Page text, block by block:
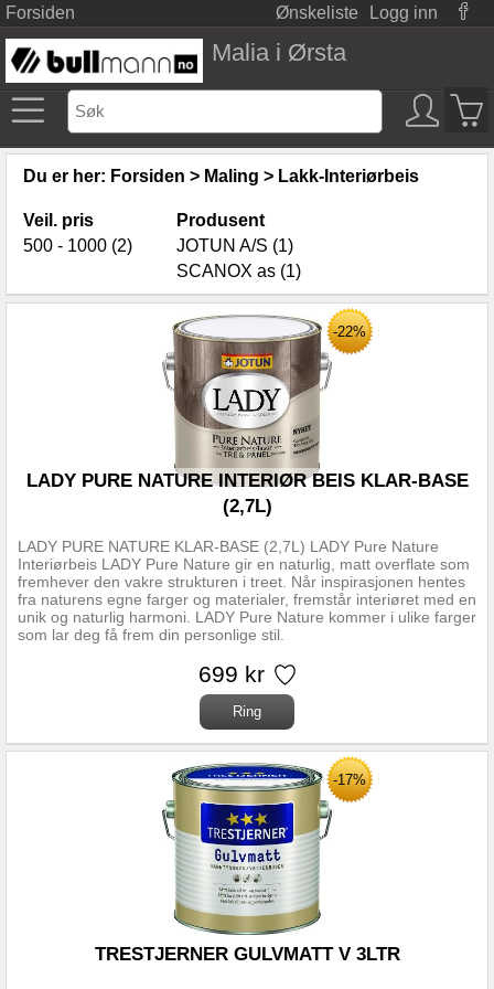
Forsiden Ønskeliste Logg inn
Malia i Ørsta
Du er her: Forsiden > Maling > Lakk-Interiørbeis
Veil. pris
500 - 1000 (2)
Produsent
JOTUN A/S (1)
SCANOX as (1)
-22%
LADY PURE NATURE KLAR-BASE (2,7L) LADY Pure Nature
Interiørbeis LADY Pure Nature gir en naturlig, matt overflate som
fremhever den vakre strukturen i treet. Når inspirasjonen hentes
fra naturens egne farger og materialer, fremstår interiøret med en
unik og naturlig harmoni. LADY Pure Nature kommer i ulike farger
som lar deg få frem din personlige stil.
LADY PURE NATURE INTERIØR BEIS KLAR-BASE
(2,7L)
699 kr
-17%
TRESTJERNER GULVMATT V 3LTR